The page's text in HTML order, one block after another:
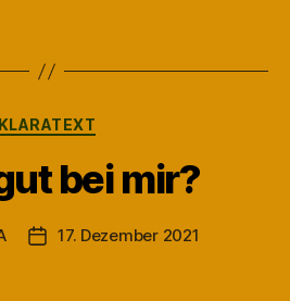
Kategorien
KLARATEXT
bei mir?
Veröffentlichungsdatum
17. Dezember 2021